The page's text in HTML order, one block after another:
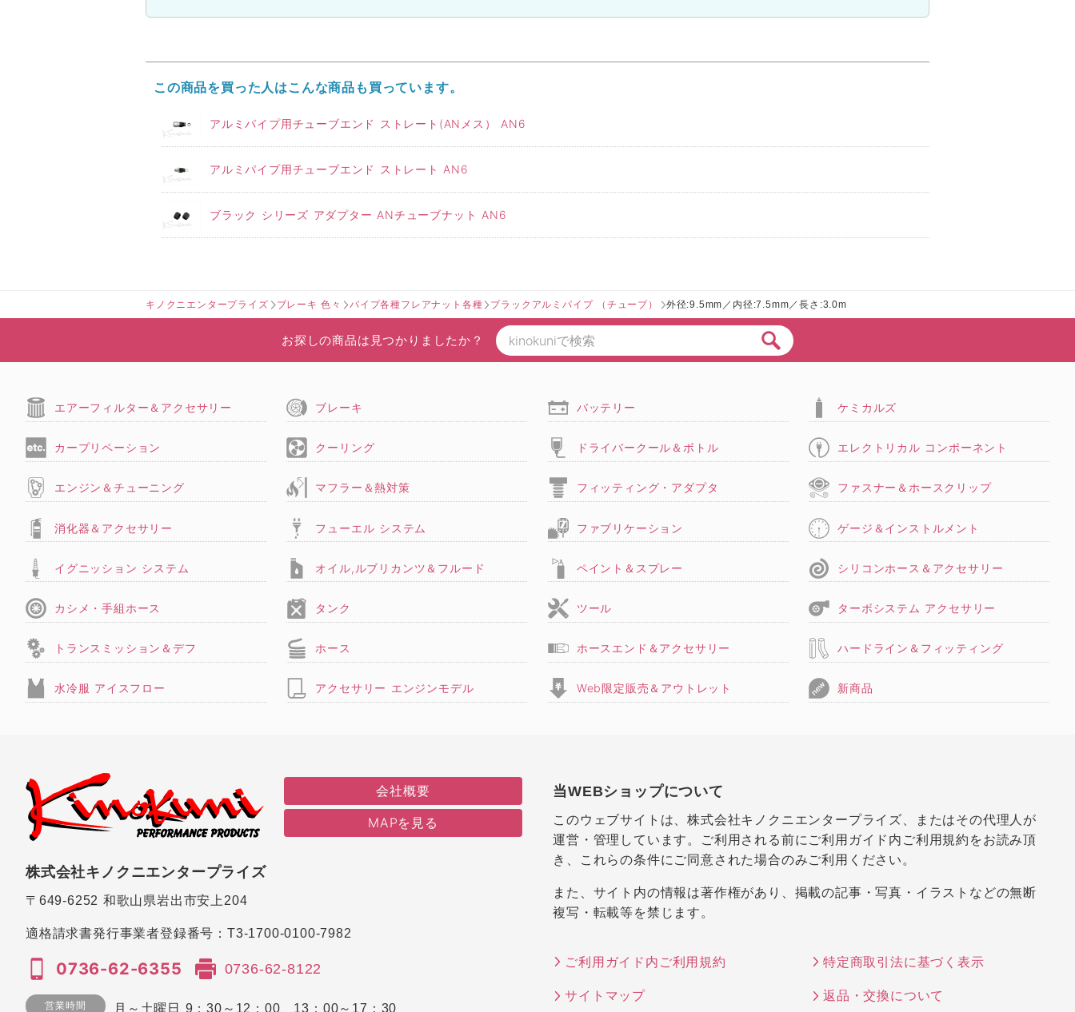
この商品を買った人はこんな商品も買っています。
アルミパイプ用チューブエンド ストレート(ANメス） AN6
アルミパイプ用チューブエンド ストレート AN6
ブラック シリーズ アダプター ANチューブナット AN6
キノクニエンタープライズ ブレーキ 色々 パイプ各種フレアナット各種 ブラックアルミパイプ （チューブ） 外径:9.5mm／内径:7.5mm／長さ:3.0m
お探しの商品は見つかりましたか？
エアーフィルター＆アクセサリー ブレーキ バッテリー ケミカルズ
カープリペーション クーリング ドライバークール＆ボトル エレクトリカル コンポーネント
エンジン＆チューニング マフラー＆熱対策 フィッティング・アダプタ ファスナー＆ホースクリップ
消化器＆アクセサリー フューエル システム ファブリケーション ゲージ＆インストルメント
イグニッション システム オイル,ルブリカンツ＆フルード ペイント＆スプレー シリコンホース＆アクセサリー
カシメ・手組ホース タンク ツール ターボシステム アクセサリー
トランスミッション＆デフ ホース ホースエンド＆アクセサリー ハードライン＆フィッティング
水冷服 アイスフロー アクセサリー エンジンモデル Web限定販売＆アウトレット 新商品
会社概要
MAPを見る
株式会社キノクニエンタープライズ
〒649-6252 和歌山県岩出市安上204
適格請求書発行事業者登録番号：T3-1700-0100-7982
0736-62-6355 0736-62-8122
営業時間 月～土曜日 9：30～12：00、13：00～17：30
当WEBショップについて
このウェブサイトは、株式会社キノクニエンタープライズ、またはその代理人が
運営・管理しています。ご利用される前にご利用ガイド内ご利用規約をお読み頂
き、これらの条件にご同意された場合のみご利用ください。
また、サイト内の情報は著作権があり、掲載の記事・写真・イラストなどの無断
複写・転載等を禁じます。
ご利用ガイド内ご利用規約 特定商取引法に基づく表示
サイトマップ 返品・交換について